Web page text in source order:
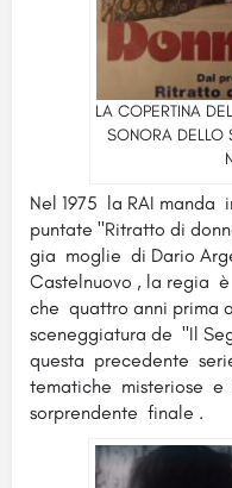
LA COPERTINA
SONORA DELLO
Nel 1975 la RAI manda
puntate "Ritratto di
gia moglie di Dario
Castelnuovo , la regia
che quattro anni prima
sceneggiatura de "Il
questa precedente
tematiche misteriose e
sorprendente finale .